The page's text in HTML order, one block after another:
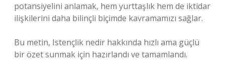
potansiyelini anlamak, hem yurttaşlık hem de iktidar
ilişkilerini daha bilinçli biçimde kavramamızı sağlar.
Bu metin, Istençlik nedir hakkında hızlı ama güçlü
bir özet sunmak için hazırlandı ve tamamlandı.